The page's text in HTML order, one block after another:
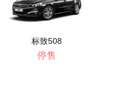
标致508
停售